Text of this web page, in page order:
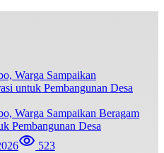
Warga Sampaikan Beragam
Pembangunan Desa
523